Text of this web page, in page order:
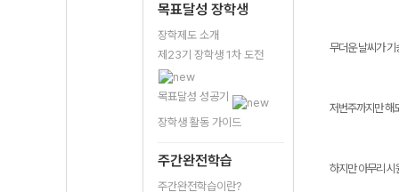
목표달성 장학생
장학제도 소개
제23기 장학생 1차 도전
목표달성 성공기
장학생 활동 가이드
주간완전학습
주간완전학습이란?
무더운 날씨가 기
저번주까지만 해
하지만 아무리 시